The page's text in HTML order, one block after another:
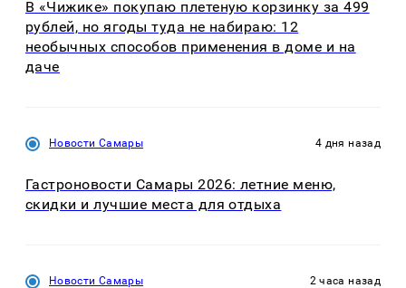
В «Чижике» покупаю плетеную корзинку за 499
рублей, но ягоды туда не набираю: 12
необычных способов применения в доме и на
даче
Новости Самары 4 дня назад
Гастроновости Самары 2026: летние меню,
скидки и лучшие места для отдыха
Новости Самары 2 часа назад